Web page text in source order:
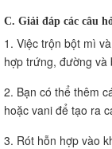
C. Giải đáp các câu
1. Việc trộn bột mì
hợp trứng, đường và
2. Bạn có thể thêm
hoặc vani để tạo ra
3. Rót hỗn hợp vào